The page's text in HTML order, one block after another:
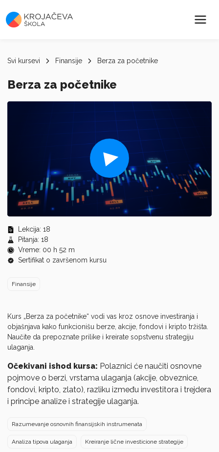
Svi kursevi Finansije Berza za početnike
Berza za početnike
seconds
of
0
seconds
Lekcija: 18
Pitanja: 18
Vreme: 00 h 52 m
Sertifikat o završenom kursu
Finansije
Kurs „Berza za početnike“ vodi vas kroz osnove investiranja i
objašnjava kako funkcionišu berze, akcije, fondovi i kripto tržišta.
Naučite da prepoznate prilike i kreirate sopstvenu strategiju
ulaganja.
Očekivani ishod kursa: Polaznici će naučiti osnovne
pojmove o berzi, vrstama ulaganja (akcije, obveznice,
fondovi, kripto, zlato), razliku između investitora i trejdera
i principe analize i strategije ulaganja.
Razumevanje osnovnih finansijskih instrumenata
Analiza tipova ulaganja Kreiranje lične investicione strategije